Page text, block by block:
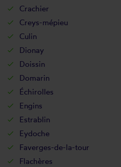
Crachier
Creys-mépieu
Culin
Dionay
Doissin
Domarin
Échirolles
Engins
Estrablin
Eydoche
Faverges-de-la-tour
Flachères